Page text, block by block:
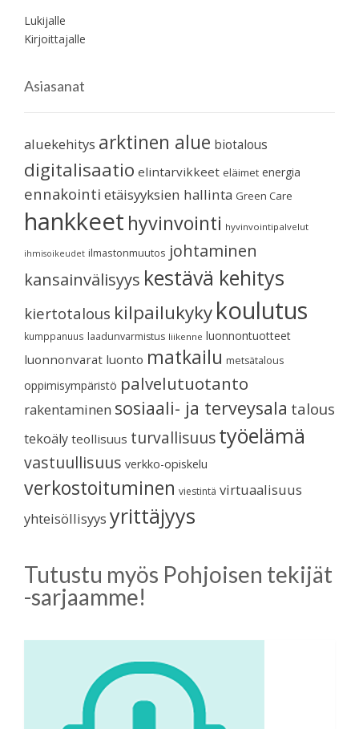
Lukijalle
Kirjoittajalle
Asiasanat
aluekehitys arktinen alue biotalous
digitalisaatio elintarvikkeet eläimet energia
ennakointi etäisyyksien hallinta Green Care
hankkeet hyvinvointi hyvinvointipalvelut
ihmisoikeudet ilmastonmuutos johtaminen
kansainvälisyys kestävä kehitys
kiertotalous kilpailukykykoulutus
kumppanuus laadunvarmistus liikenne luonnontuotteet
luonnonvarat luonto matkailu metsätalous
oppimisympäristö palvelutuotanto
rakentaminen sosiaali- ja terveysala talous
tekoäly teollisuus turvallisuustyöelämä
vastuullisuus verkko-opiskelu
verkostoituminen viestintä virtuaalisuus
yhteisöllisyys yrittäjyys
Tutustu myös Pohjoisen tekijät
-sarjaamme!